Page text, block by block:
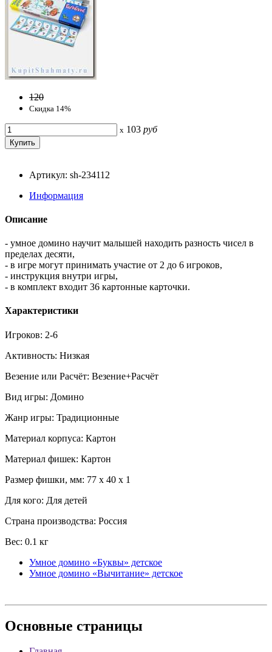
120
Скидка 14%
x 103 руб
Артикул: sh-234112
Информация
Описание
- умное домино научит малышей находить разность чисел в
пределах десяти,
- в игре могут принимать участие от 2 до 6 игроков,
- инструкция внутри игры,
- в комплект входит 36 картонные карточки.
Характеристики
Игроков: 2-6
Активность: Низкая
Везение или Расчёт: Везение+Расчёт
Вид игры: Домино
Жанр игры: Традиционные
Материал корпуса: Картон
Материал фишек: Картон
Размер фишки, мм: 77 x 40 x 1
Для кого: Для детей
Страна производства: Россия
Вес: 0.1 кг
Умное домино «Буквы» детское
Умное домино «Вычитание» детское
Основные страницы